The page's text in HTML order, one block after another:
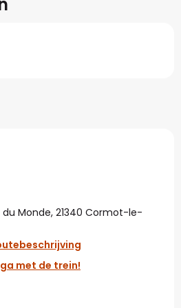
Monde, 21340 Cormot-le-
met de trein!